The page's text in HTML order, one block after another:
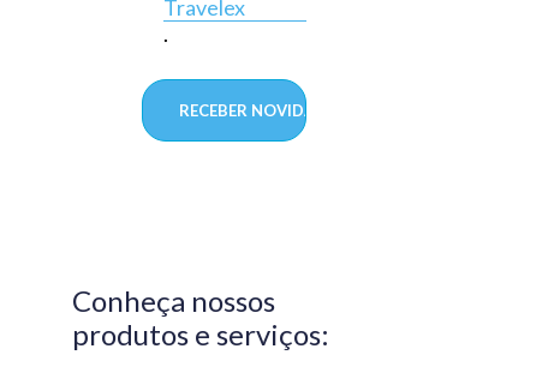
Travelex
.
em
aprovado
pelo
confiabilidade
e
Conheça nossos
produtos e serviços: